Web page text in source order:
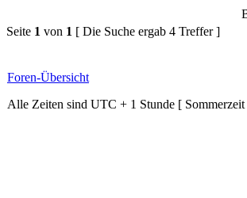
Seite 1 von 1 [ Die Suche ergab 4 Treffer ]
Foren-Übersicht
Alle Zeiten sind UTC + 1 Stunde [